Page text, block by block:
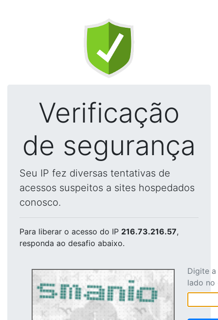
Verificação
de segurança
Seu IP fez diversas tentativas de
acessos suspeitos a sites hospedados
conosco.
Para liberar o acesso do IP 216.73.216.57,
responda ao desafio abaixo.
Digite
lado no